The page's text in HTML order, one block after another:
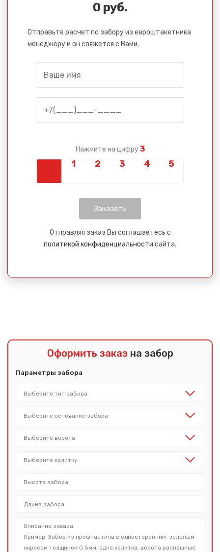
0 руб.
Отправьте расчет по забору из евроштакетника
менеджеру и он свяжется с Вами.
Нажмите на цифру 3
Отправляя заказ Вы соглашаетесь с
политикой конфиденциальности сайта.
Оформить заказ на забор
Параметры забора